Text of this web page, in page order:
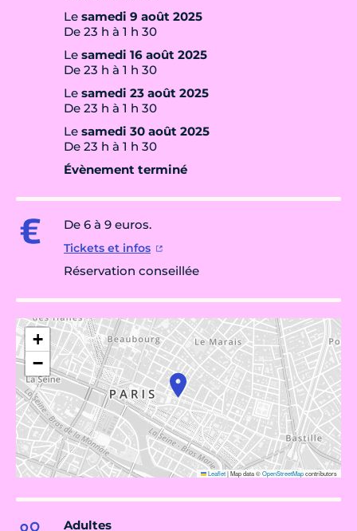
Le samedi 9 août 2025
De 23 h à 1 h 30
Le samedi 16 août 2025
De 23 h à 1 h 30
Le samedi 23 août 2025
De 23 h à 1 h 30
Le samedi 30 août 2025
De 23 h à 1 h 30
Évènement terminé
De 6 à 9 euros.
Tickets et infos
Réservation conseillée
+
−
Leaflet|Map data ©OpenStreetMapcontributors
Adultes